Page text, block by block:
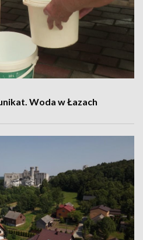
Woda w Łazach